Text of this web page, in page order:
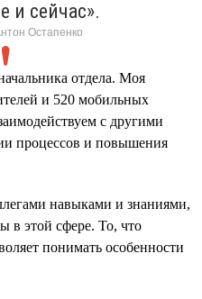
и сейчас».
Остапенко
отдела. Моя
и 520 мобильных
с другими
процессов и повышения
навыками и знаниями,
в этой сфере. То, что
понимать особенности